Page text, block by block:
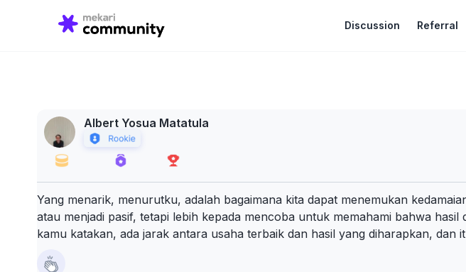
Discussion Referral
for:
Albert Yosua Matatula
Yang menarik, menurutku, adalah bagaimana kita dapat menemukan
atau menjadi pasif, tetapi lebih kepada mencoba untuk memahami bahwa
kamu katakan, ada jarak antara usaha terbaik dan hasil yang diharapkan, dan